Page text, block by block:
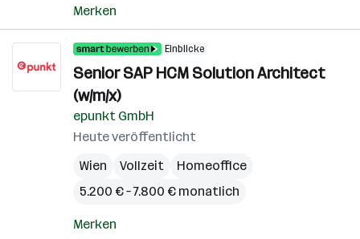
Merken
Einblicke
Senior SAP HCM Solution Architect
(w/m/x)
epunkt GmbH
Heute veröffentlicht
Wien
Vollzeit
Homeoffice
5.200 € – 7.800 € monatlich
Merken